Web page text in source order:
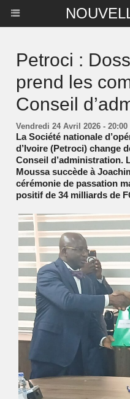
Petroci :
prend les
Conseil
Vendredi 24 Avril 2026 - 20:00
La Société nationale
d’Ivoire (Petroci) change
Conseil d’administration.
Moussa succède à
cérémonie de passation
positif de 34 milliards de